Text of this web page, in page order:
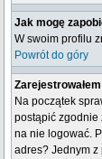
Jak mogę
W swoim profilu
Powrót do góry
Na początek
postąpić zgodnie
na nie logować.
adres? Jednym z